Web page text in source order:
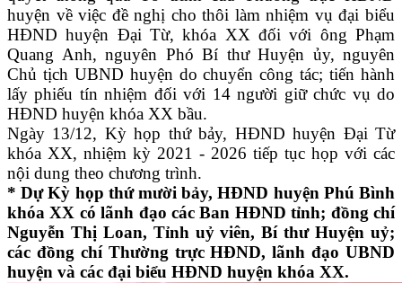
huyện về việc đề nghị cho thôi làm nhiệm vụ đại biểu
HĐND huyện Đại Từ, khóa XX đối với ông Phạm
Quang Anh, nguyên Phó Bí thư Huyện ủy, nguyên
Chủ tịch UBND huyện do chuyển công tác; tiến hành
lấy phiếu tín nhiệm đối với 14 người giữ chức vụ do
HĐND huyện khóa XX bầu.
Ngày 13/12, Kỳ họp thứ bảy, HĐND huyện Đại Từ
khóa XX, nhiệm kỳ 2021 - 2026 tiếp tục họp với các
nội dung theo chương trình.
* Dự Kỳ họp thứ mười bảy, HĐND huyện Phú Bình
khóa XX có lãnh đạo các Ban HĐND tỉnh; đồng chí
Nguyễn Thị Loan, Tỉnh uỷ viên, Bí thư Huyện uỷ;
các đồng chí Thường trực HĐND, lãnh đạo UBND
huyện và các đại biểu HĐND huyện khóa XX.